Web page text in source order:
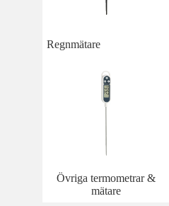
Regnmätare
Övriga termometrar &
mätare